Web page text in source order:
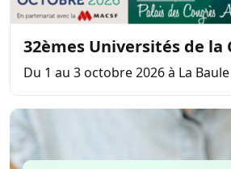
32èmes Universités de la
Du 1 au 3 octobre 2026 à La Baule